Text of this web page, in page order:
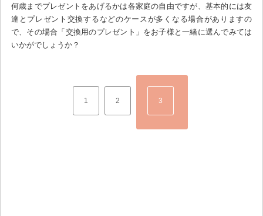
何歳までプレゼントをあげるかは各家庭の自由ですが、基本的には友
達とプレゼント交換するなどのケースが多くなる場合がありますの
で、その場合「交換用のプレゼント」をお子様と一緒に選んでみては
いかがでしょうか？
1 2 3